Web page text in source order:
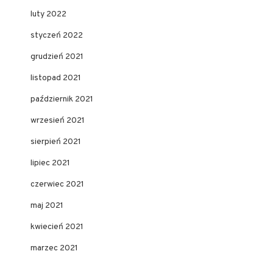
luty 2022
styczeń 2022
grudzień 2021
listopad 2021
październik 2021
wrzesień 2021
sierpień 2021
lipiec 2021
czerwiec 2021
maj 2021
kwiecień 2021
marzec 2021